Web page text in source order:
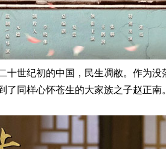
十世纪初的中国，民生凋敝。作为
了同样心怀苍生的大家族之子赵正